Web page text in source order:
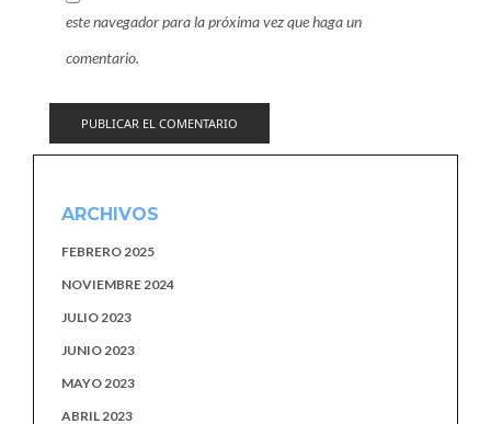
este navegador para la próxima vez que haga un
comentario.
ARCHIVOS
FEBRERO 2025
NOVIEMBRE 2024
JULIO 2023
JUNIO 2023
MAYO 2023
ABRIL 2023